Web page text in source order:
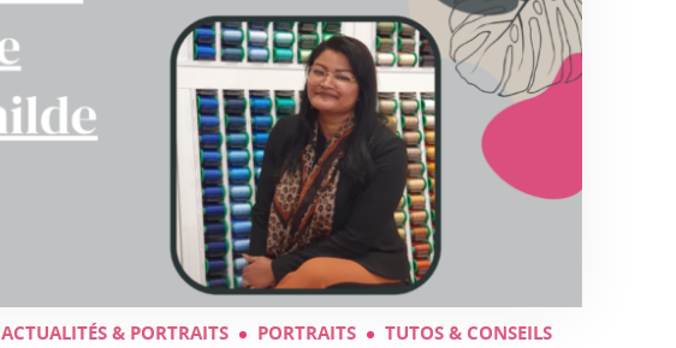
ACTUALITÉS & PORTRAITS PORTRAITS TUTOS & CONSEILS